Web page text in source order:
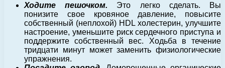
Ходите пешочком. Это легко сделать. Вы
понизите свое кровяное давление, повысите
собственный (неплохой) HDL холестерин, улучшите
настроение, уменьшите риск сердечного приступа и
поддержите собственный вес. Ходьба в течение
тридцати минут может заменить физиологические
упражнения.